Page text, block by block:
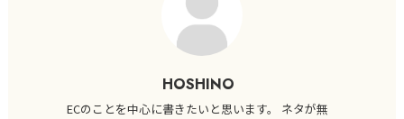
HOSHINO
ECのことを中心に書きたいと思います。 ネタが無